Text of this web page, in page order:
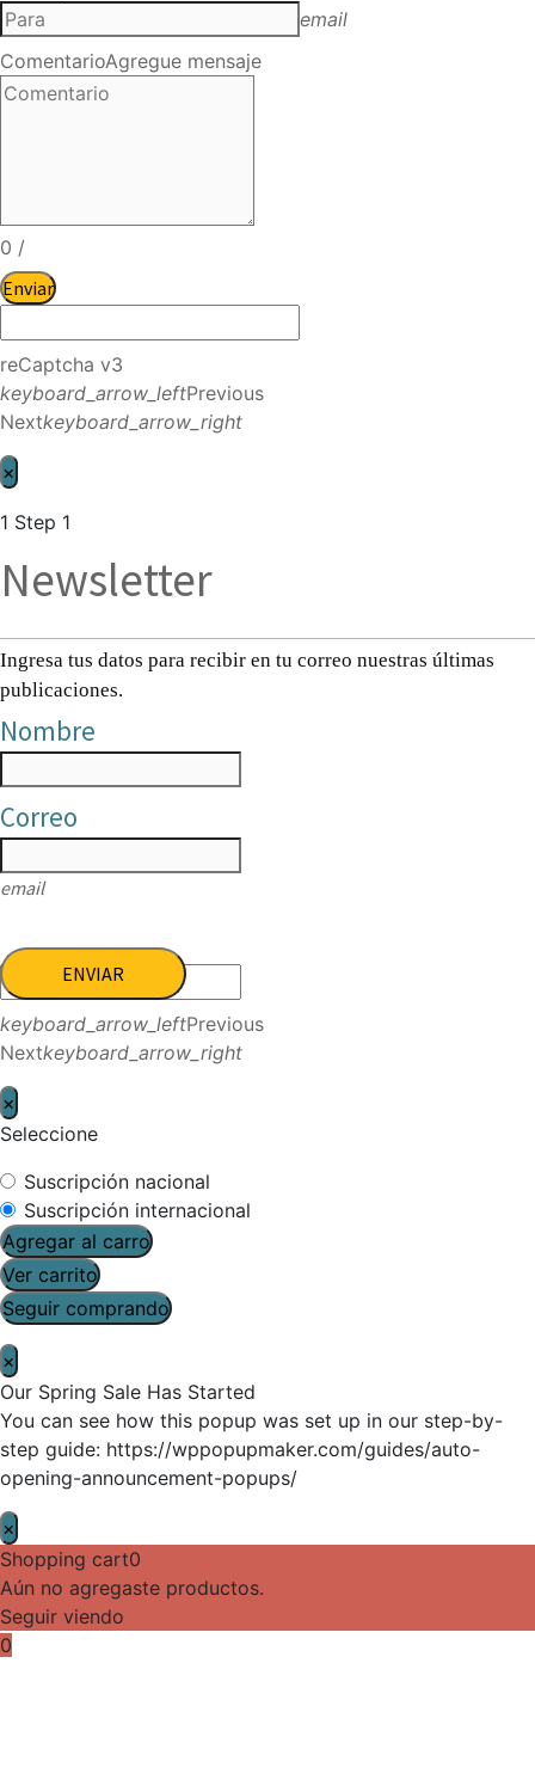
email
ComentarioAgregue mensaje
0 /
Enviar
reCaptcha v3
keyboard_arrow_leftPrevious
Nextkeyboard_arrow_right
×
1 Step 1
Newsletter
Ingresa tus datos para recibir en tu correo nuestras últimas
publicaciones.
Nombre
Correo
email
ENVIAR
keyboard_arrow_leftPrevious
Nextkeyboard_arrow_right
×
Seleccione
Suscripción nacional
Suscripción internacional
Agregar al carro
Ver carrito
Seguir comprando
×
Our Spring Sale Has Started
You can see how this popup was set up in our step-by-
step guide: https://wppopupmaker.com/guides/auto-
opening-announcement-popups/
×
Shopping cart0
Aún no agregaste productos.
Seguir viendo
0